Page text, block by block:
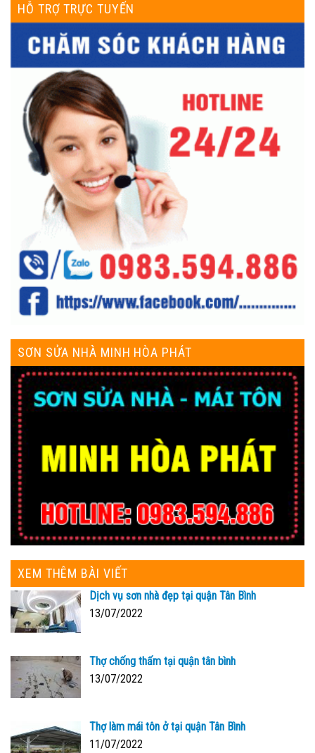
HỖ TRỢ TRỰC TUYẾN
SƠN SỬA NHÀ MINH HÒA PHÁT
XEM THÊM BÀI VIẾT
Dịch vụ sơn nhà đẹp tại quận Tân Bình
13/07/2022
Thợ chống thấm tại quận tân bình
13/07/2022
Thợ làm mái tôn ở tại quận Tân Bình
11/07/2022